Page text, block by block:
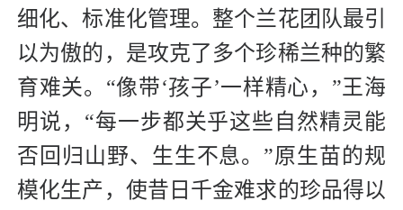
细化、标准化管理。整个兰花团队最引
以为傲的，是攻克了多个珍稀兰种的繁
育难关。“像带‘孩子’一样精心，”王海
明说，“每一步都关乎这些自然精灵能
否回归山野、生生不息。”原生苗的规
模化生产，使昔日千金难求的珍品得以